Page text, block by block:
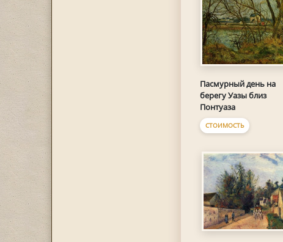
Пасмурный день на
берегу Уазы близ
Понтуаза
СТОИМОСТЬ